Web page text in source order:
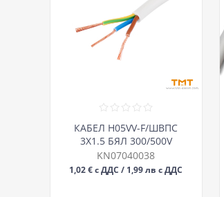
КАБЕЛ H05VV-F/ШВПС
3Х1.5 БЯЛ 300/500V
KN07040038
1,02 € с ДДС / 1,99 лв с ДДС